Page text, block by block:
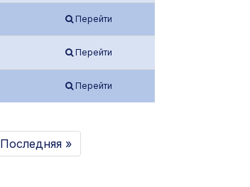
Перейти
Перейти
Перейти
Последняя »